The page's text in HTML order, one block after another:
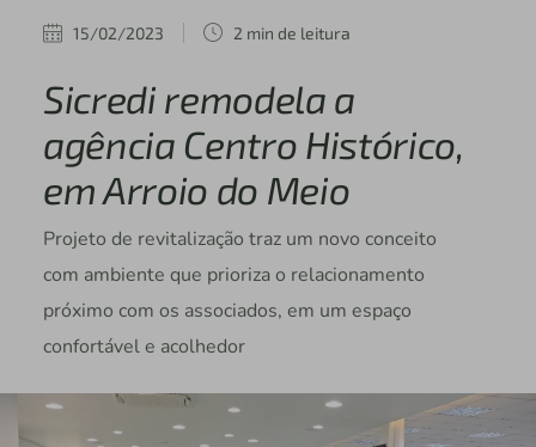
15/02/2023 2 min de leitura
Sicredi remodela a
agência Centro Histórico,
em Arroio do Meio
Projeto de revitalização traz um novo conceito
com ambiente que prioriza o relacionamento
próximo com os associados, em um espaço
confortável e acolhedor